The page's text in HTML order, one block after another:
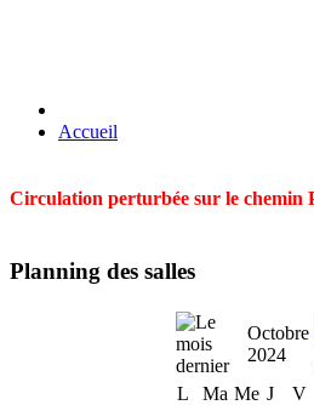
Accueil
Circulation perturbée sur le chemin
Planning des salles
Octobre
2024
L
Ma Me J V